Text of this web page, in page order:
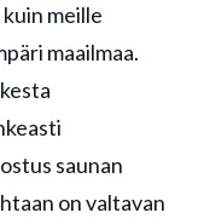
kuin meille
maailmaa.
saunan
on valtavan